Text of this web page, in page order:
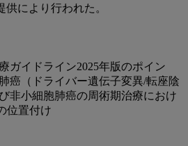
により行われた。